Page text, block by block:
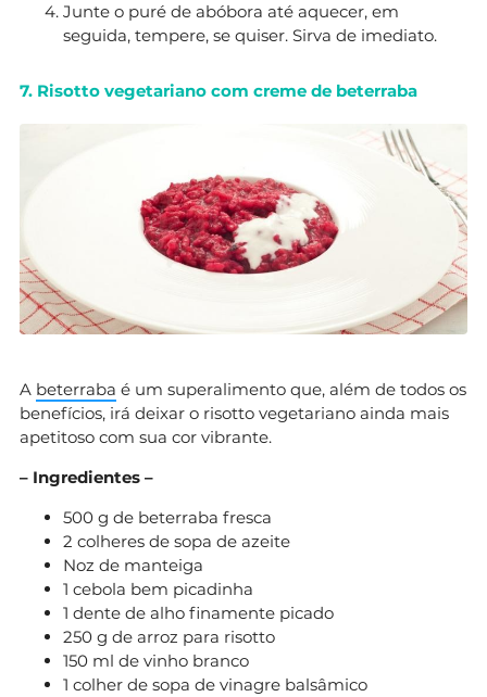
Junte o puré de abóbora até aquecer, em
seguida, tempere, se quiser. Sirva de imediato.
7. Risotto vegetariano com creme de beterraba
A beterraba é um superalimento que, além de todos os
benefícios, irá deixar o risotto vegetariano ainda mais
apetitoso com sua cor vibrante.
– Ingredientes –
500 g de beterraba fresca
2 colheres de sopa de azeite
Noz de manteiga
1 cebola bem picadinha
1 dente de alho finamente picado
250 g de arroz para risotto
150 ml de vinho branco
1 colher de sopa de vinagre balsâmico